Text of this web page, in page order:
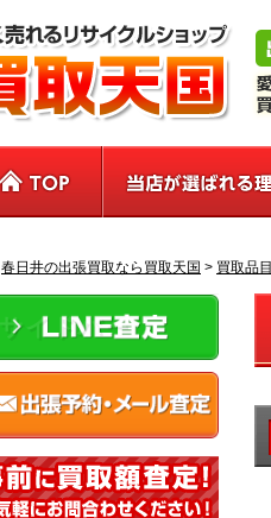
春日井の出張買取なら買取天国 > 買取品目
サイドバー